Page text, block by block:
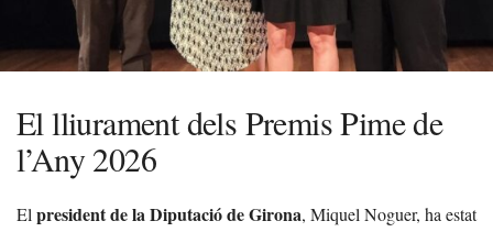
El lliurament dels Premis Pime de
l’Any 2026
El president de la Diputació de Girona, Miquel Noguer, ha estat